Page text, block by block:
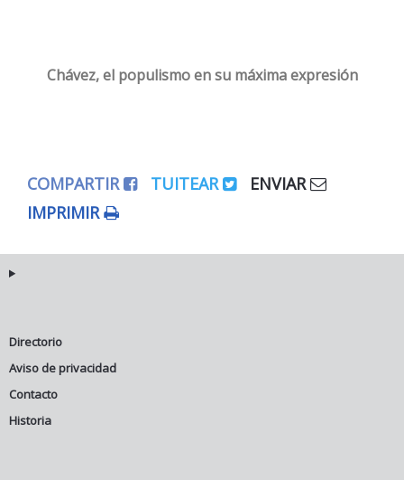
Chávez, el populismo en su máxima expresión
COMPARTIR TUITEAR
ENVIAR
IMPRIMIR
Directorio
Aviso de privacidad
Contacto
Historia